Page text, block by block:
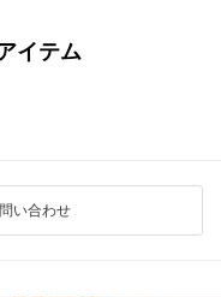
イテム
い合わせ